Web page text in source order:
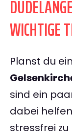
WICHTIGE
Planst du
sind ein
dabei
stressfrei